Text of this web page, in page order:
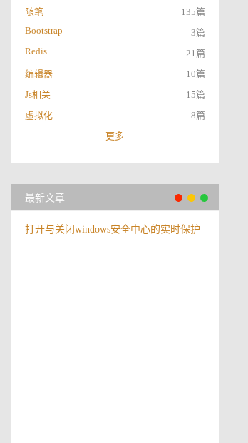
随笔
135篇
Bootstrap
3篇
Redis
21篇
编辑器
10篇
Js相关
15篇
虚拟化
8篇
更多
最新文章
打开与关闭windows安全中心的实时保护